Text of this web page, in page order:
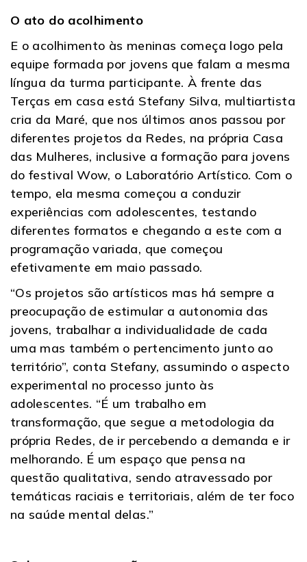
O ato do acolhimento
E o acolhimento às meninas começa logo pela
equipe formada por jovens que falam a mesma
língua da turma participante. À frente das
Terças em casa está Stefany Silva, multiartista
cria da Maré, que nos últimos anos passou por
diferentes projetos da Redes, na própria Casa
das Mulheres, inclusive a formação para jovens
do festival Wow, o Laboratório Artístico. Com o
tempo, ela mesma começou a conduzir
experiências com adolescentes, testando
diferentes formatos e chegando a este com a
programação variada, que começou
efetivamente em maio passado.
“Os projetos são artísticos mas há sempre a
preocupação de estimular a autonomia das
jovens, trabalhar a individualidade de cada
uma mas também o pertencimento junto ao
território”, conta Stefany, assumindo o aspecto
experimental no processo junto às
adolescentes. “É um trabalho em
transformação, que segue a metodologia da
própria Redes, de ir percebendo a demanda e ir
melhorando. É um espaço que pensa na
questão qualitativa, sendo atravessado por
temáticas raciais e territoriais, além de ter foco
na saúde mental delas.”